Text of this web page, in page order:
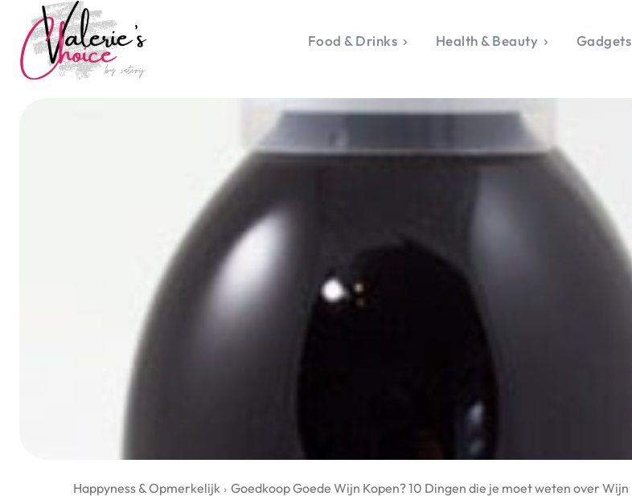
Travel & Culture
Happyness & Opmerkelijk
Top 5 van Valerie
Health & Beauty
Huis & Tuin
Over Valerie
Contact
Food & Drinks Health & Beauty Gadgets
Happyness & Opmerkelijk Goedkoop Goede Wijn Kopen? 10 Dingen die je moet weten over Wijn